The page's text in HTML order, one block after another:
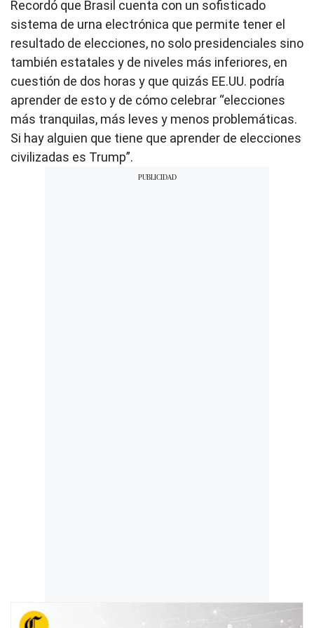
Recordó que Brasil cuenta con un sofisticado
sistema de urna electrónica que permite tener el
resultado de elecciones, no solo presidenciales sino
también estatales y de niveles más inferiores, en
cuestión de dos horas y que quizás EE.UU. podría
aprender de esto y de cómo celebrar “elecciones
más tranquilas, más leves y menos problemáticas.
Si hay alguien que tiene que aprender de elecciones
civilizadas es Trump”.